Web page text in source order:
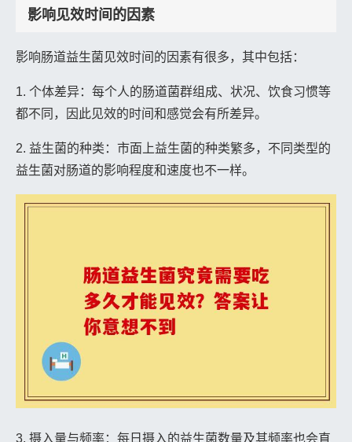
影响见效时间的因素
影响肠道益生菌见效时间的因素有很多，其中包括：
1. 个体差异：每个人的肠道菌群组成、状况、饮食习惯等
都不同，因此见效的时间和感觉会有所差异。
2. 益生菌的种类：市面上益生菌的种类繁多，不同类型的
益生菌对肠道的影响程度和速度也不一样。
3. 摄入量与频率：每日摄入的益生菌数量及其频率也会直